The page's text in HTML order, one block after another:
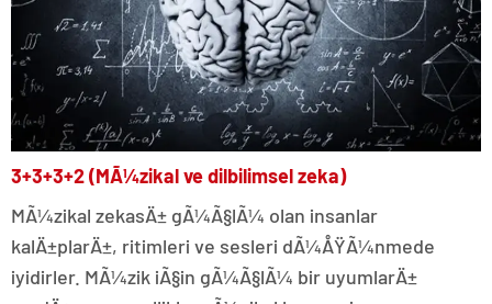
3+3+3+2 (MÃ¼zikal ve dilbilimsel zeka)
MÃ¼zikal zekasÄ± gÃ¼Ã§lÃ¼ olan insanlar
kalÄ±plarÄ±, ritimleri ve sesleri dÃ¼ÅŸÃ¼nmede
iyidirler. MÃ¼zik iÃ§in gÃ¼Ã§lÃ¼ bir uyumlarÄ±